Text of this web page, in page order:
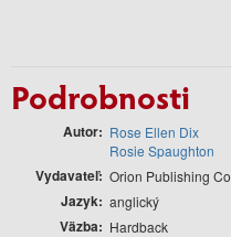
Podrobnosti
Autor
Rose Ellen Dix
Rosie Spaughton
Vydavateľ Orion Publishing Co
Jazyk anglický
Väzba Hardback